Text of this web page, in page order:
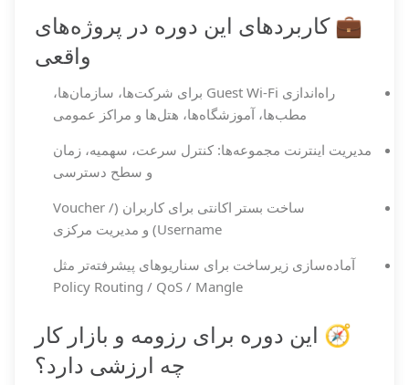
💼 کاربردهای این دوره در پروژه‌های
واقعی
راه‌اندازی Guest Wi-Fi برای شرکت‌ها، سازمان‌ها،
مطب‌ها، آموزشگاه‌ها، هتل‌ها و مراکز عمومی
مدیریت اینترنت مجموعه‌ها: کنترل سرعت، سهمیه، زمان
و سطح دسترسی
ساخت بستر اکانتی برای کاربران (Voucher /
Username) و مدیریت مرکزی
آماده‌سازی زیرساخت برای سناریوهای پیشرفته‌تر مثل
Policy Routing / QoS / Mangle
🧭 این دوره برای رزومه و بازار کار
چه ارزشی دارد؟